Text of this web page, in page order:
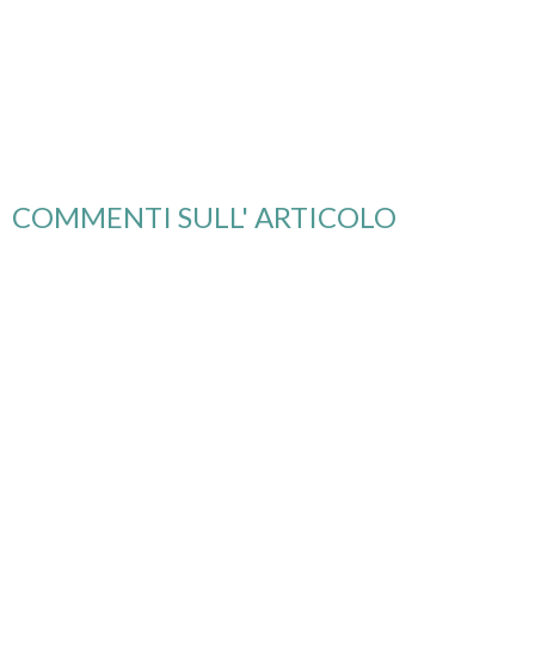
COMMENTI SULL' ARTICOLO